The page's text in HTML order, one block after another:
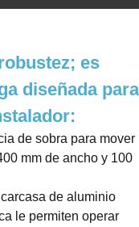
es
diseñada para
de sobra para mover
mm de ancho y 100
de aluminio
le permiten operar